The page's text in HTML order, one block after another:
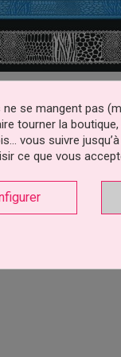
Peau De Bête
Prix
13,99 €
se mangent pas
tourner la
vous suivre jusqu’à
ce que vous